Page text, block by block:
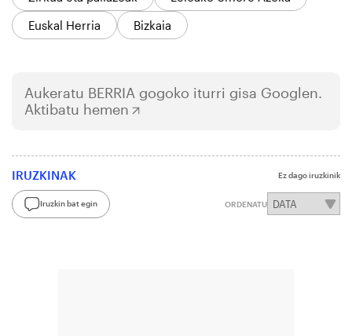
Euskal Herria
Bizkaia
Aukeratu BERRIA gogoko iturri gisa Googlen.
Aktibatu hemen
IRUZKINAK Ez dago iruzkinik
Iruzkin bat egin ORDENATU